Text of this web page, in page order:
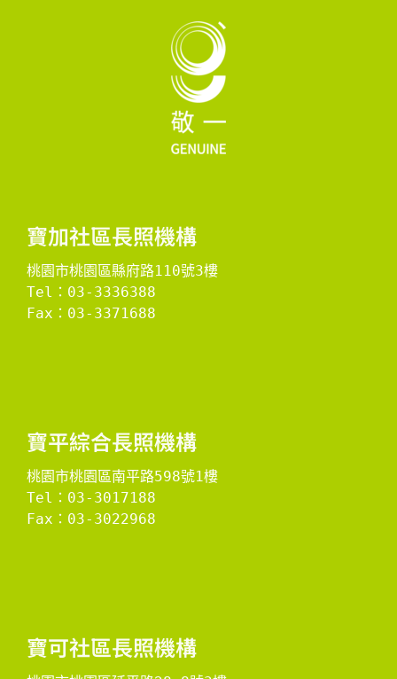
寶加社區長照機構
桃園市桃園區縣府路110號3樓
Tel：03-3336388
Fax：03-3371688
​寶平綜合長照機構​
桃園市桃園區南平路598號1樓
Tel：03-3017188
Fax：03-3022968
​寶可社區長照機構​